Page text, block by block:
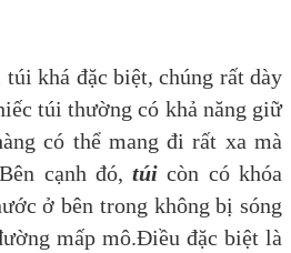
khá đặc biệt, chúng rất dày
túi thường có khả năng giữ
có thể mang đi rất xa mà
cạnh đó,túicòn có khóa
ở bên trong không bị sóng
mấp mô.Điều đặc biệt là